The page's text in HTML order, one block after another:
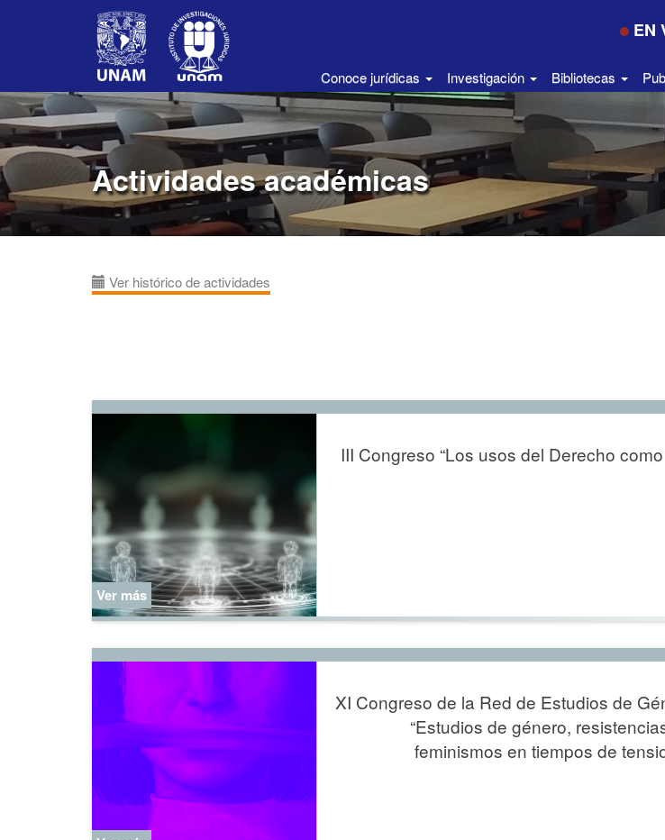
EN
Conoce jurídicas Investigación Bibliotecas
Actividades académicas
Ver histórico de actividades
III Congreso “Los usos del Derecho
Ver más
XI Congreso de la Red de Estudios de
“Estudios de género,
feminismos en tiempos de